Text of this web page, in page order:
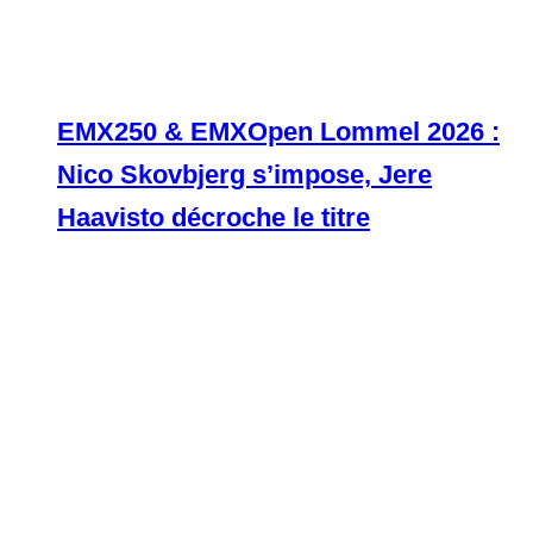
EMX250 & EMXOpen Lommel 2026 :
Nico Skovbjerg s’impose, Jere
Haavisto décroche le titre